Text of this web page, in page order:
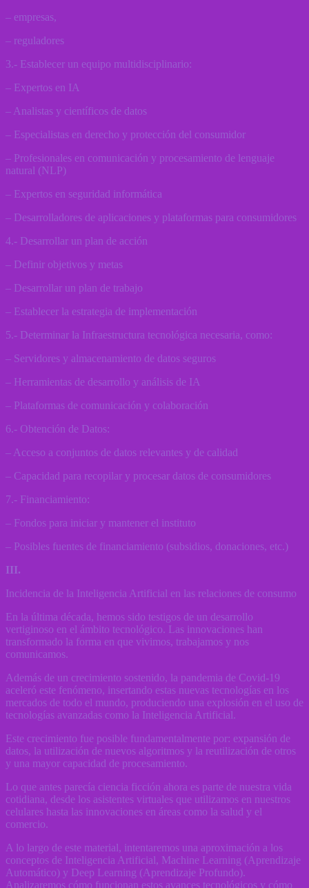
– empresas,
– reguladores
3.- Establecer un equipo multidisciplinario:
– Expertos en IA
– Analistas y científicos de datos
– Especialistas en derecho y protección del consumidor
– Profesionales en comunicación y procesamiento de lenguaje
natural (NLP)
– Expertos en seguridad informática
– Desarrolladores de aplicaciones y plataformas para consumidores
4.- Desarrollar un plan de acción
– Definir objetivos y metas
– Desarrollar un plan de trabajo
– Establecer la estrategia de implementación
5.- Determinar la Infraestructura tecnológica necesaria, como:
– Servidores y almacenamiento de datos seguros
– Herramientas de desarrollo y análisis de IA
– Plataformas de comunicación y colaboración
6.- Obtención de Datos:
– Acceso a conjuntos de datos relevantes y de calidad
– Capacidad para recopilar y procesar datos de consumidores
7.- Financiamiento:
– Fondos para iniciar y mantener el instituto
– Posibles fuentes de financiamiento (subsidios, donaciones, etc.)
III.
Incidencia de la Inteligencia Artificial en las relaciones de consumo
En la última década, hemos sido testigos de un desarrollo
vertiginoso en el ámbito tecnológico. Las innovaciones han
transformado la forma en que vivimos, trabajamos y nos
comunicamos.
Además de un crecimiento sostenido, la pandemia de Covid-19
aceleró este fenómeno, insertando estas nuevas tecnologías en los
mercados de todo el mundo, produciendo una explosión en el uso de
tecnologías avanzadas como la Inteligencia Artificial.
Este crecimiento fue posible fundamentalmente por: expansión de
datos, la utilización de nuevos algoritmos y la reutilización de otros
y una mayor capacidad de procesamiento.
Lo que antes parecía ciencia ficción ahora es parte de nuestra vida
cotidiana, desde los asistentes virtuales que utilizamos en nuestros
celulares hasta las innovaciones en áreas como la salud y el
comercio.
A lo largo de este material, intentaremos una aproximación a los
conceptos de Inteligencia Artificial, Machine Learning (Aprendizaje
Automático) y Deep Learning (Aprendizaje Profundo).
Analizaremos cómo funcionan estos avances tecnológicos y cómo